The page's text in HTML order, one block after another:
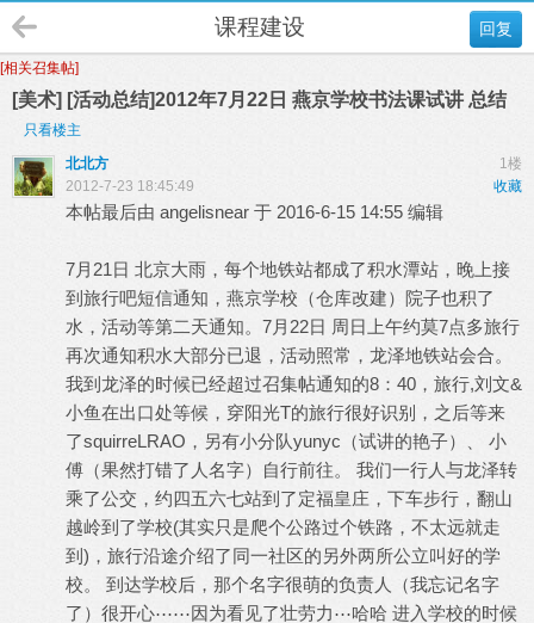
回复
课程建设
[相关召集帖]
[美术] [活动总结]2012年7月22日 燕京学校书法课试讲 总结
只看楼主
1楼
北北方
收藏
2012-7-23 18:45:49
本帖最后由 angelisnear 于 2016-6-15 14:55 编辑
7月21日 北京大雨，每个地铁站都成了积水潭站，晚上接
到旅行吧短信通知，燕京学校（仓库改建）院子也积了
水，活动等第二天通知。7月22日 周日上午约莫7点多旅行
再次通知积水大部分已退，活动照常，龙泽地铁站会合。
我到龙泽的时候已经超过召集帖通知的8：40，旅行,刘文&
小鱼在出口处等候，穿阳光T的旅行很好识别，之后等来
了squirreLRAO，另有小分队yunyc（试讲的艳子）、 小
傅（果然打错了人名字）自行前往。 我们一行人与龙泽转
乘了公交，约四五六七站到了定福皇庄，下车步行，翻山
越岭到了学校(其实只是爬个公路过个铁路，不太远就走
到)，旅行沿途介绍了同一社区的另外两所公立叫好的学
校。 到达学校后，那个名字很萌的负责人（我忘记名字
了）很开心⋯⋯因为看见了壮劳力⋯哈哈 进入学校的时候